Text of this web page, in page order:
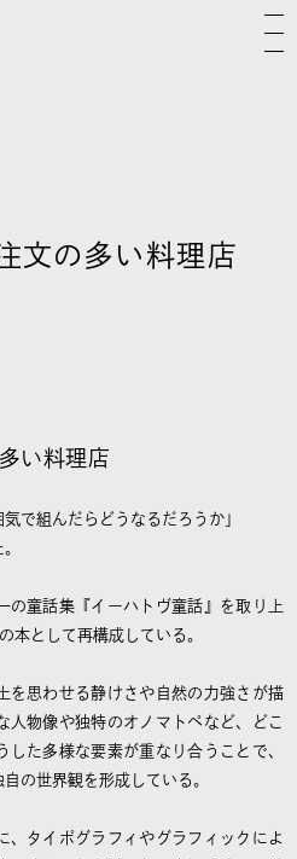
文の多い料理店
い料理店
で組んだらどうなるだろうか」
の童話集『イーハトヴ童話』を取り上
本として再構成している。
を思わせる静けさや自然の力強さが描
人物像や独特のオノマトペなど、どこ
た多様な要素が重なり合うことで、
の世界観を形成している。
、タイポグラフィやグラフィックによ